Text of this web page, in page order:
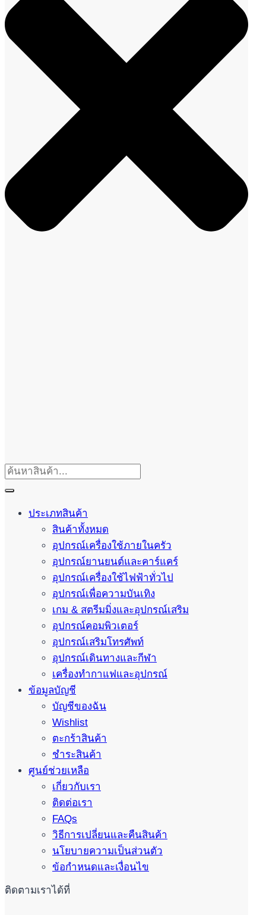
ประเภทสินค้า
สินค้าทั้งหมด
อุปกรณ์เครื่องใช้ภายในครัว
อุปกรณ์ยานยนต์และคาร์แคร์
อุปกรณ์เครื่องใช้ไฟฟ้าทั่วไป
อุปกรณ์เพื่อความบันเทิง
เกม & สตรีมมิ่งและอุปกรณ์เสริม
อุปกรณ์คอมพิวเตอร์
อุปกรณ์เสริมโทรศัพท์
อุปกรณ์เดินทางและกีฬา
เครื่องทำกาแฟและอุปกรณ์
ข้อมูลบัญชี
บัญชีของฉัน
Wishlist
ตะกร้าสินค้า
ชำระสินค้า
ศูนย์ช่วยเหลือ
เกี่ยวกับเรา
ติดต่อเรา
FAQs
วิธีการเปลี่ยนและคืนสินค้า
นโยบายความเป็นส่วนตัว
ข้อกำหนดและเงื่อนไข
ติดตามเราได้ที่